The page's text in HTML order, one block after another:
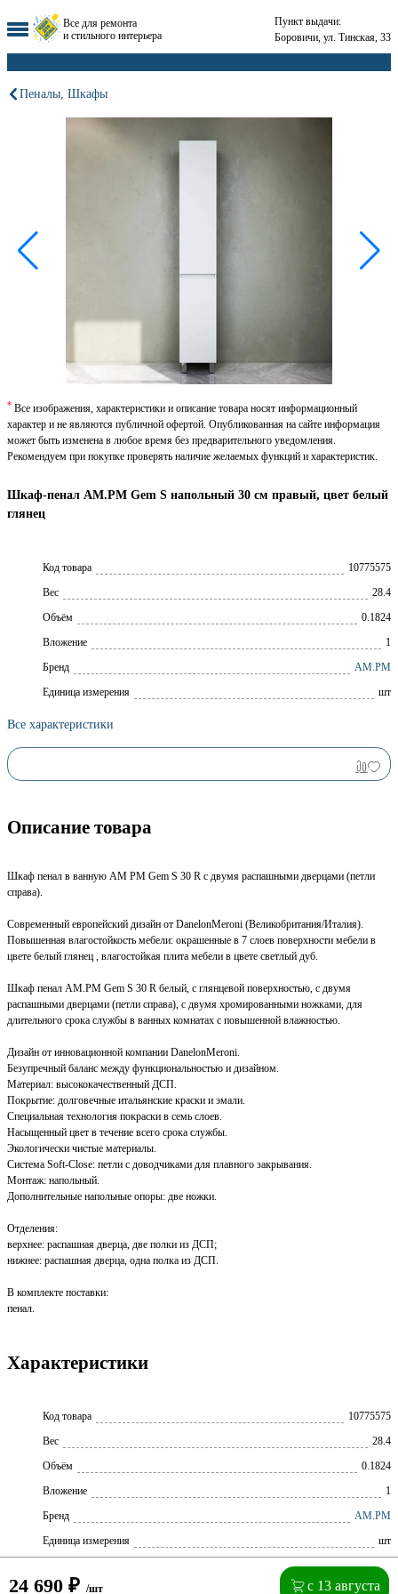
Все для ремонта
и стильного интерьера
Пункт выдачи:
Боровичи, ул. Тинская, 33
Пеналы, Шкафы
Шкаф-пенал AM.PM Gem S напольный 30 см правый, цвет белый
глянец
Код товара
10775575
Вес
28.4
Объём
0.1824
Вложение
1
Брeнд
AM.PM
Единица измерения
шт
Все характеристики
* Все изображения, характеристики и описание товара носят информационный
характер и не являются публичной офертой. Опубликованная на сайте информация
может быть изменена в любое время без предварительного уведомления.
Рекомендуем при покупке проверять наличие желаемых функций и характеристик.
Описание товара
Шкаф пенал в ванную AM PM Gem S 30 R с двумя распашными дверцами (петли
справа).
Современный европейский дизайн от DanelonMeroni (Великобритания/Италия).
Повышенная влагостойкость мебели: окрашенные в 7 слоев поверхности мебели в
цвете белый глянец , влагостойкая плита мебели в цвете светлый дуб.
Шкаф пенал AM.PM Gem S 30 R белый, с глянцевой поверхностью, с двумя
распашными дверцами (петли справа), с двумя хромированными ножками, для
длительного срока службы в ванных комнатах с повышенной влажностью.
Дизайн от инновационной компании DanelonMeroni.
Безупречный баланс между функциональностью и дизайном.
Материал: высококачественный ДСП.
Покрытие: долговечные итальянские краски и эмали.
Специальная технология покраски в семь слоев.
Насыщенный цвет в течение всего срока службы.
Экологически чистые материалы.
Система Soft-Close: петли с доводчиками для плавного закрывания.
Монтаж: напольный.
Дополнительные напольные опоры: две ножки.
Отделения:
верхнее: распашная дверца, две полки из ДСП;
нижнее: распашная дверца, одна полка из ДСП.
В комплекте поставки:
пенал.
Характеристики
Код товара
10775575
Вес
28.4
Объём
0.1824
Вложение
1
Бренд
AM.PM
Единица измерения
шт
24 690 ₽ /шт с 13 августа